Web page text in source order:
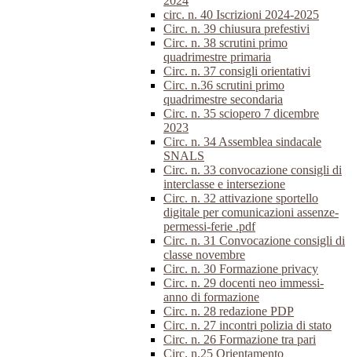
circ. n. 40 Iscrizioni 2024-2025
Circ. n. 39 chiusura prefestivi
Circ. n. 38 scrutini primo
quadrimestre primaria
Circ. n. 37 consigli orientativi
Circ. n.36 scrutini primo
quadrimestre secondaria
Circ. n. 35 sciopero 7 dicembre
2023
Circ. n. 34 Assemblea sindacale
SNALS
Circ. n. 33 convocazione consigli di
interclasse e intersezione
Circ. n. 32 attivazione sportello
digitale per comunicazioni assenze-
permessi-ferie .pdf
Circ. n. 31 Convocazione consigli di
classe novembre
Circ. n. 30 Formazione privacy
Circ. n. 29 docenti neo immessi-
anno di formazione
Circ. n. 28 redazione PDP
Circ. n. 27 incontri polizia di stato
Circ. n. 26 Formazione tra pari
Circ. n.25 Orientamento